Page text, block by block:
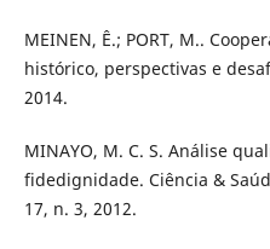
MEINEN, Ê.; PORT, M..
histórico, perspectivas e
2014.
MINAYO, M. C. S. Análise
fidedignidade. Ciência &
17, n. 3, 2012.